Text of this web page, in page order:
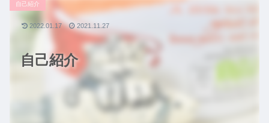
自己紹介
自己紹介
2022.01.17 2021.11.27